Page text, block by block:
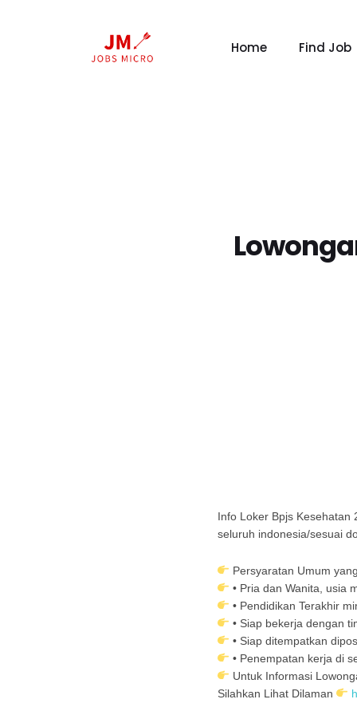
Home Find Job
Info Loker Bpjs Kesehatan
seluruh indonesia/sesuai
Persyaratan Umum
• Pria dan Wanita, usia
• Pendidikan Terakhir
• Siap bekerja dengan
• Siap ditempatkan
• Penempatan kerja di
Untuk Informasi
Silahkan Lihat Dilaman